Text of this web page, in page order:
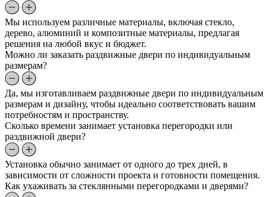
Мы используем различные материалы, включая стекло,
дерево, алюминий и композитные материалы, предлагая
решения на любой вкус и бюджет.
Можно ли заказать раздвижные двери по индивидуальным
размерам?
Да, мы изготавливаем раздвижные двери по индивидуальным
размерам и дизайну, чтобы идеально соответствовать вашим
потребностям и пространству.
Сколько времени занимает установка перегородки или
раздвижной двери?
Установка обычно занимает от одного до трех дней, в
зависимости от сложности проекта и готовности помещения.
Как ухаживать за стеклянными перегородками и дверями?